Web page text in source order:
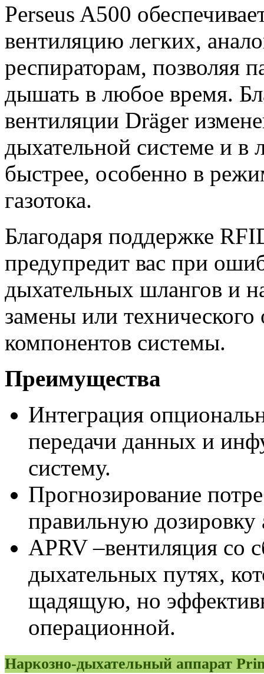
Perseus A500
вентиляцию легких,
респираторам, позволяя
дышать в любое время.
вентиляции Dräger
дыхательной системе и в
быстрее, особенно в
газотока.
Благодаря поддержке
предупредит вас при
дыхательных шлангов и
замены или
компонентов системы.
Преимущества
Интеграция
передачи данных и
систему.
Прогнозирование
правильную дозировку
APRV –вентиляция со
дыхательных путях,
щадящую, но
операционной.
Наркозно-дыхательный аппарат